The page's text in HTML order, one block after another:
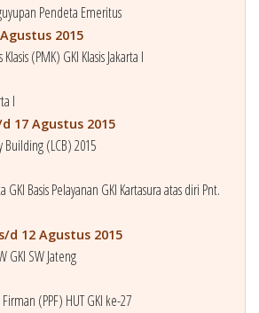
Pendeta Emeritus
2015
(PMK) GKI Klasis Jakarta I
I
17 Agustus 2015
Building (LCB) 2015
GKI Basis Pelayanan GKI Kartasura atas diri Pnt.
d 12 Agustus 2015
GKI SW Jateng
(PPF) HUT GKI ke-27